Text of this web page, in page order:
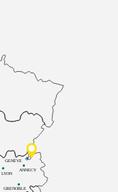
LYON
ANNECY
GRENOBLE
GENÈVE